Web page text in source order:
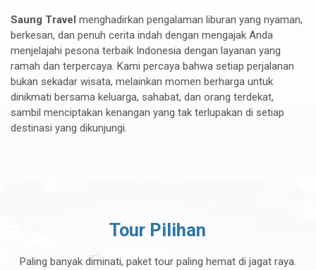
Saung Travel menghadirkan pengalaman liburan yang nyaman,
berkesan, dan penuh cerita indah dengan mengajak Anda
menjelajahi pesona terbaik Indonesia dengan layanan yang
ramah dan terpercaya. Kami percaya bahwa setiap perjalanan
bukan sekadar wisata, melainkan momen berharga untuk
dinikmati bersama keluarga, sahabat, dan orang terdekat,
sambil menciptakan kenangan yang tak terlupakan di setiap
destinasi yang dikunjungi.
Tour Pilihan
Paling banyak diminati, paket tour paling hemat di jagat raya.